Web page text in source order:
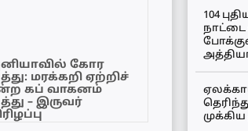
கோர
மரக்கறி ஏற்றிச்
கப் வாகனம்
– இருவர்
104